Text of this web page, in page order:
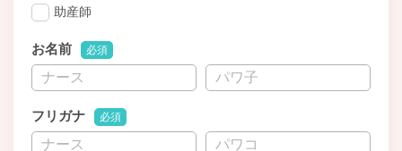
助産師
お名前 必須
フリガナ 必須